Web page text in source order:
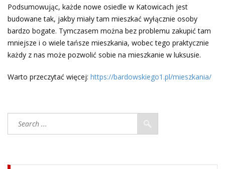
Podsumowując, każde nowe osiedle w Katowicach jest
budowane tak, jakby miały tam mieszkać wyłącznie osoby
bardzo bogate. Tymczasem można bez problemu zakupić tam
mniejsze i o wiele tańsze mieszkania, wobec tego praktycznie
każdy z nas może pozwolić sobie na mieszkanie w luksusie.
Warto przeczytać więcej: https://bardowskiego1.pl/mieszkania/